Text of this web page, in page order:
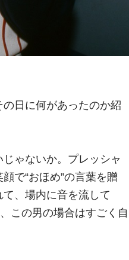
日に何があったのか紹
ゃないか。プレッシャ
で“おほめ”の言葉を贈
、場内に音を流して
この男の場合はすごく自